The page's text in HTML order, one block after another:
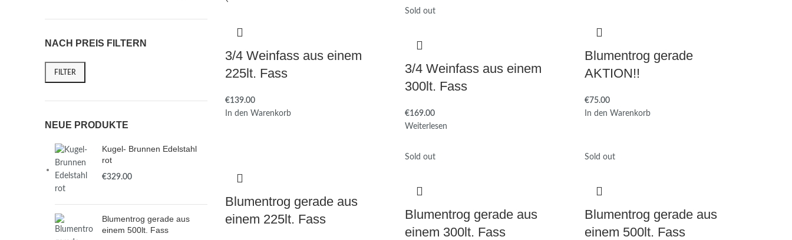
NACH PREIS FILTERN
FILTER
NEUE PRODUKTE
Kugel- Brunnen Edelstahl
rot
€
Blumentrog gerade aus
einem 500lt. Fass
3/4 Weinfass aus einem
225lt. Fass
€
In den Warenkorb
Sold out
3/4 Weinfass aus einem
300lt. Fass
€
Weiterlesen
Blumentrog gerade
AKTION!!
€
In den Warenkorb
Blumentrog gerade aus
einem 225lt. Fass
Sold out
Blumentrog gerade aus
einem 300lt. Fass
Sold out
Blumentrog gerade aus
einem 500lt. Fass